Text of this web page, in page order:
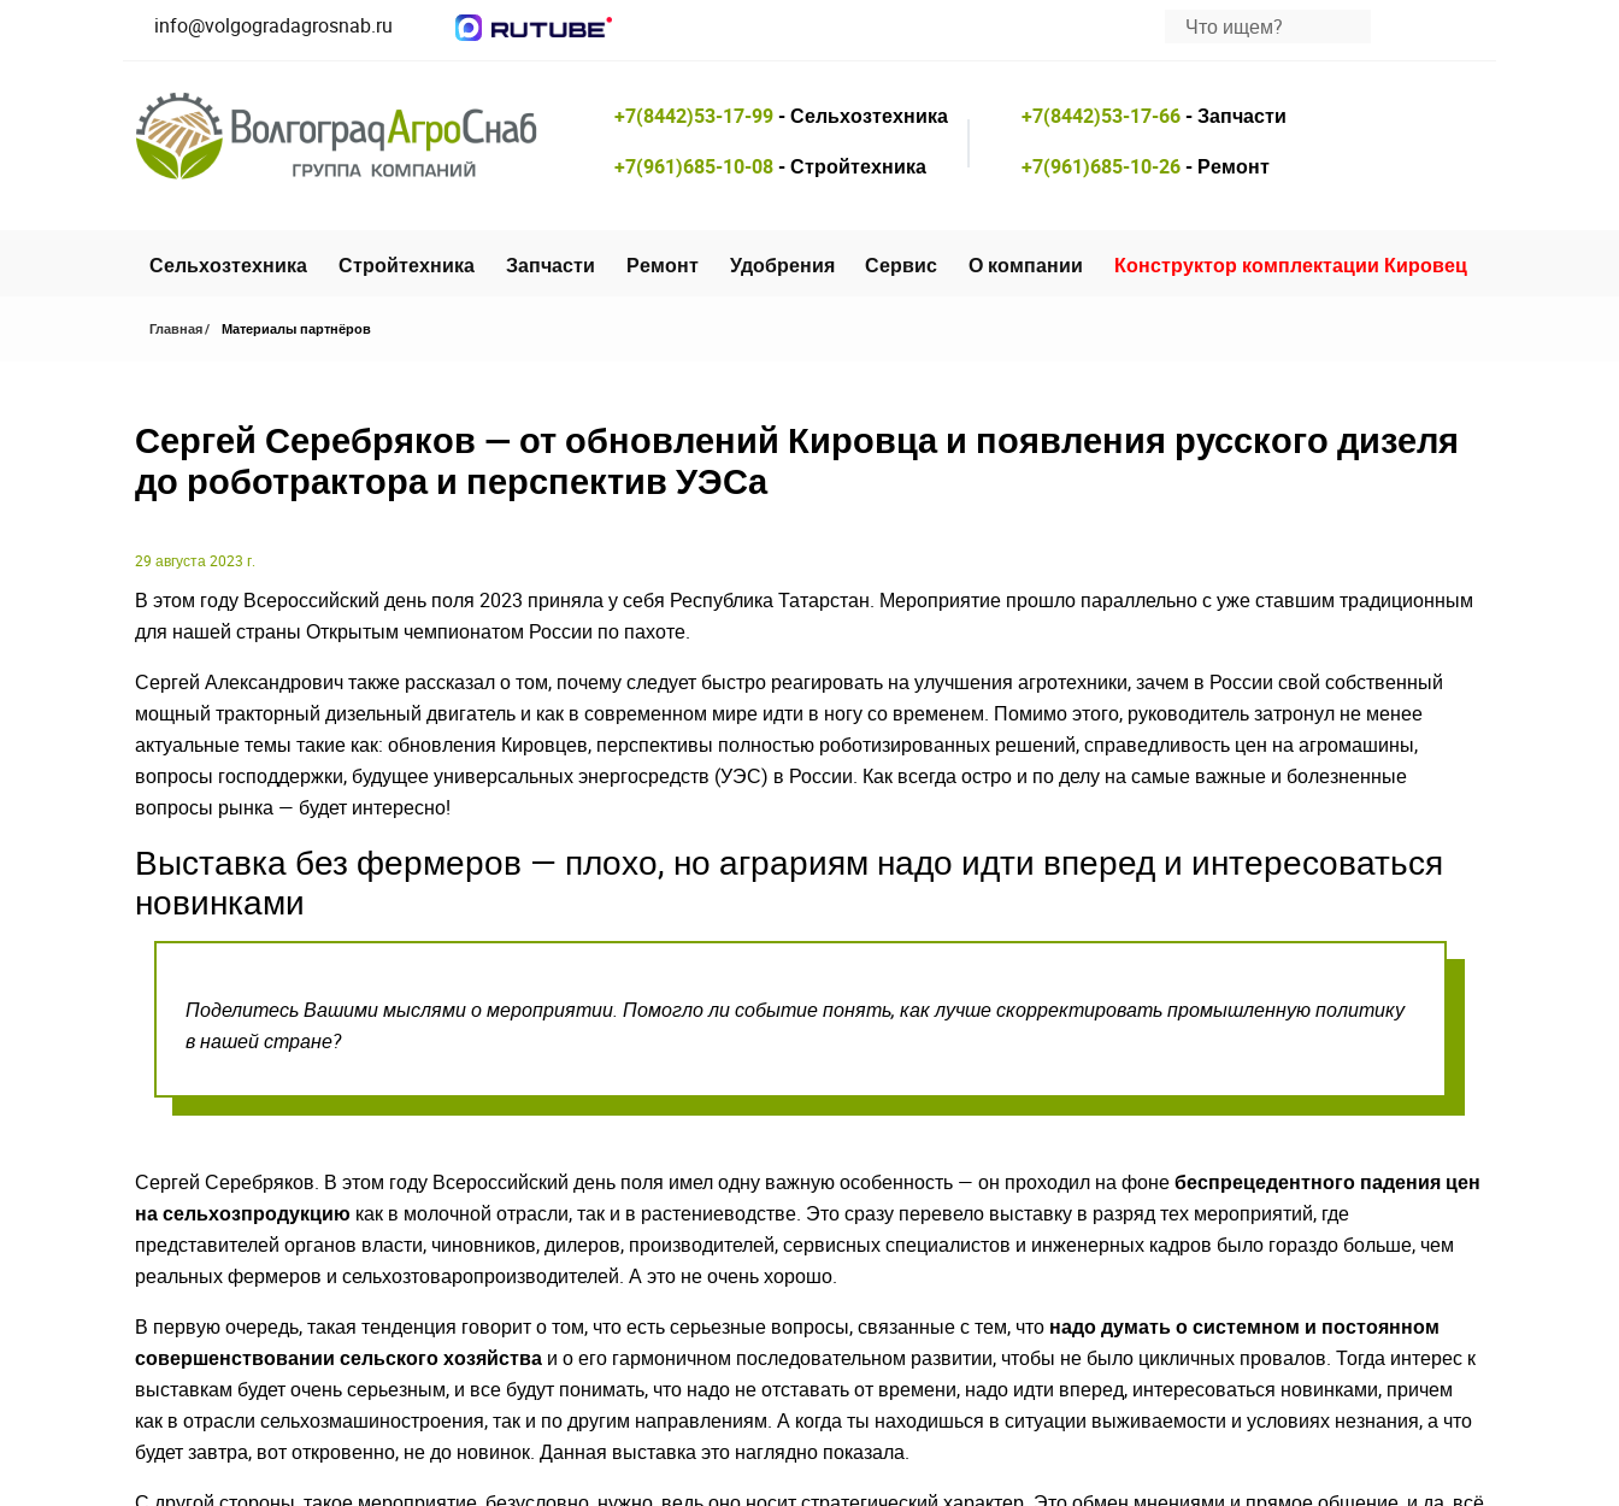
info@volgogradagrosnab.ru
+7(8442)53-17-99- Сельхозтехника
+7(961)685-10-08- Стройтехника
+7(8442)53-17-66- Запчасти
+7(961)685-10-26- Ремонт
Сельхозтехника Стройтехника Запчасти Ремонт Удобрения Сервис О компании Конструктор комплектации Кировец
Главная Материалы партнёров
Сергей Серебряков — от обновлений Кировца и появления русского дизеля
до роботрактора и перспектив УЭСа
29 августа 2023 г.
В этом году Всероссийский день поля 2023 приняла у себя Республика Татарстан. Мероприятие прошло параллельно с уже ставшим традиционным
для нашей страны Открытым чемпионатом России по пахоте.
Сергей Александрович также рассказал о том, почему следует быстро реагировать на улучшения агротехники, зачем в России свой собственный
мощный тракторный дизельный двигатель и как в современном мире идти в ногу со временем. Помимо этого, руководитель затронул не менее
актуальные темы такие как: обновления Кировцев, перспективы полностью роботизированных решений, справедливость цен на агромашины,
вопросы господдержки, будущее универсальных энергосредств (УЭС) в России. Как всегда остро и по делу на самые важные и болезненные
вопросы рынка — будет интересно!
Выставка без фермеров — плохо, но аграриям надо идти вперед и интересоваться
новинками
Поделитесь Вашими мыслями о мероприятии. Помогло ли событие понять, как лучше скорректировать промышленную политику
в нашей стране?
Сергей Серебряков. В этом году Всероссийский день поля имел одну важную особенность — он проходил на фонебеспрецедентного падения цен
на сельхозпродукцию как в молочной отрасли, так и в растениеводстве. Это сразу перевело выставку в разряд тех мероприятий, где
представителей органов власти, чиновников, дилеров, производителей, сервисных специалистов и инженерных кадров было гораздо больше, чем
реальных фермеров и сельхозтоваропроизводителей. А это не очень хорошо.
В первую очередь, такая тенденция говорит о том, что есть серьезные вопросы, связанные с тем, что надо думать о системном и постоянном
совершенствовании сельского хозяйства и о его гармоничном последовательном развитии, чтобы не было цикличных провалов. Тогда интерес к
выставкам будет очень серьезным, и все будут понимать, что надо не отставать от времени, надо идти вперед, интересоваться новинками, причем
как в отрасли сельхозмашиностроения, так и по другим направлениям. А когда ты находишься в ситуации выживаемости и условиях незнания, а что
будет завтра, вот откровенно, не до новинок. Данная выставка это наглядно показала.